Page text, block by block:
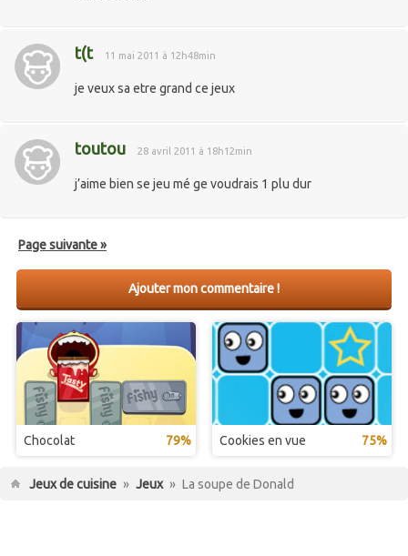
t(t 11 mai 2011 à 12h48min
je veux sa etre grand ce jeux
toutou 28 avril 2011 à 18h12min
j’aime bien se jeu mé ge voudrais 1 plu dur
Page suivante »
Ajouter mon commentaire !
Chocolat 79% Cookies en vue 75%
Jeux de cuisine » Jeux » La soupe de Donald